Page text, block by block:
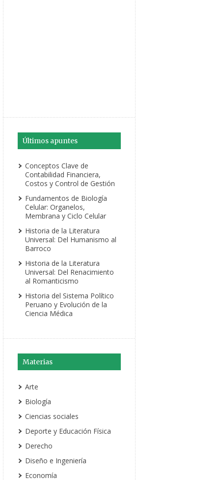
Últimos apuntes
Conceptos Clave de
Contabilidad Financiera,
Costos y Control de Gestión
Fundamentos de Biología
Celular: Organelos,
Membrana y Ciclo Celular
Historia de la Literatura
Universal: Del Humanismo al
Barroco
Historia de la Literatura
Universal: Del Renacimiento
al Romanticismo
Historia del Sistema Político
Peruano y Evolución de la
Ciencia Médica
Materias
Arte
Biología
Ciencias sociales
Deporte y Educación Física
Derecho
Diseño e Ingeniería
Economía